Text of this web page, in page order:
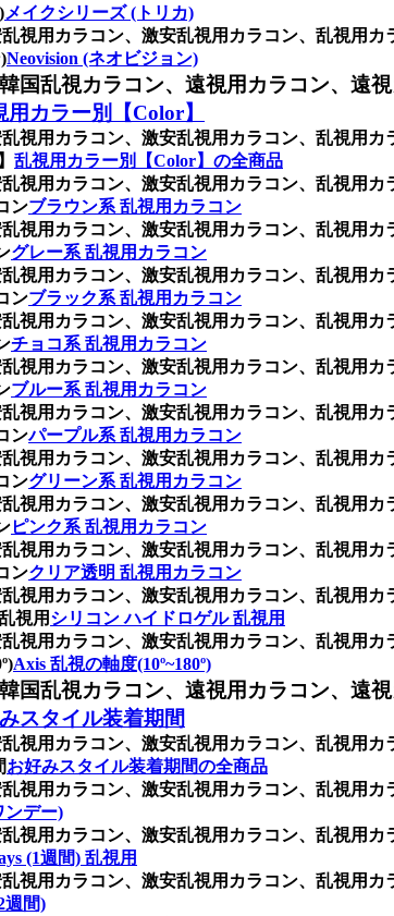
メイクシリーズ (トリカ)
視用カラコン、激安乱視用カラコン、乱視用
Neovision (ネオビジョン)
乱視カラコン、遠視用カラコン、遠
用カラー別【Color】
視用カラコン、激安乱視用カラコン、乱視用
乱視用カラー別【Color】の全商品
視用カラコン、激安乱視用カラコン、乱視用
ンブラウン系 乱視用カラコン
視用カラコン、激安乱視用カラコン、乱視用
グレー系 乱視用カラコン
視用カラコン、激安乱視用カラコン、乱視用
ンブラック系 乱視用カラコン
視用カラコン、激安乱視用カラコン、乱視用
チョコ系 乱視用カラコン
視用カラコン、激安乱視用カラコン、乱視用
ブルー系 乱視用カラコン
視用カラコン、激安乱視用カラコン、乱視用
ンパープル系 乱視用カラコン
視用カラコン、激安乱視用カラコン、乱視用
ングリーン系 乱視用カラコン
視用カラコン、激安乱視用カラコン、乱視用
ピンク系 乱視用カラコン
視用カラコン、激安乱視用カラコン、乱視用
ンクリア透明 乱視用カラコン
視用カラコン、激安乱視用カラコン、乱視用
視用 シリコン ハイドロゲル 乱視用
視用カラコン、激安乱視用カラコン、乱視用
Axis 乱視の軸度(10º~180º)
乱視カラコン、遠視用カラコン、遠
スタイル装着期間
視用カラコン、激安乱視用カラコン、乱視用
お好みスタイル装着期間の全商品
視用カラコン、激安乱視用カラコン、乱視用
ンデー)
視用カラコン、激安乱視用カラコン、乱視用
(1週間) 乱視用
視用カラコン、激安乱視用カラコン、乱視用
週間)